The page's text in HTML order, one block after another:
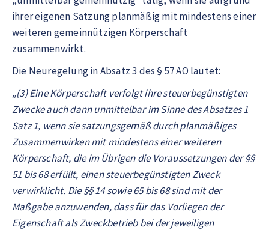
ihrer eigenen Satzung planmäßig mit mindestens einer
weiteren gemeinnützigen Körperschaft
zusammenwirkt.
Die Neuregelung in Absatz 3 des § 57 AO lautet:
„(3) Eine Körperschaft verfolgt ihre steuerbegünstigten
Zwecke auch dann unmittelbar im Sinne des Absatzes 1
Satz 1, wenn sie satzungsgemäß durch planmäßiges
Zusammenwirken mit mindestens einer weiteren
Körperschaft, die im Übrigen die Voraussetzungen der §§
51 bis 68 erfüllt, einen steuerbegünstigten Zweck
verwirklicht. Die §§ 14 sowie 65 bis 68 sind mit der
Maßgabe anzuwenden, dass für das Vorliegen der
Eigenschaft als Zweckbetrieb bei der jeweiligen